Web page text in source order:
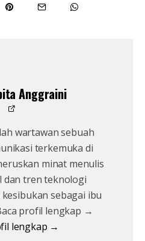
Anggraini
wartawan sebuah
terkemuka di
minat menulis
dan tren teknologi
sebagai ibu
profil lengkap →
lengkap →